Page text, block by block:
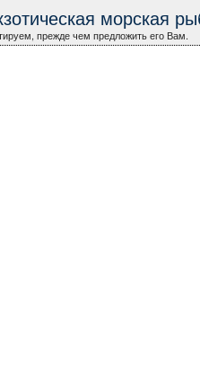
морская
прежде чем предложить его Вам.